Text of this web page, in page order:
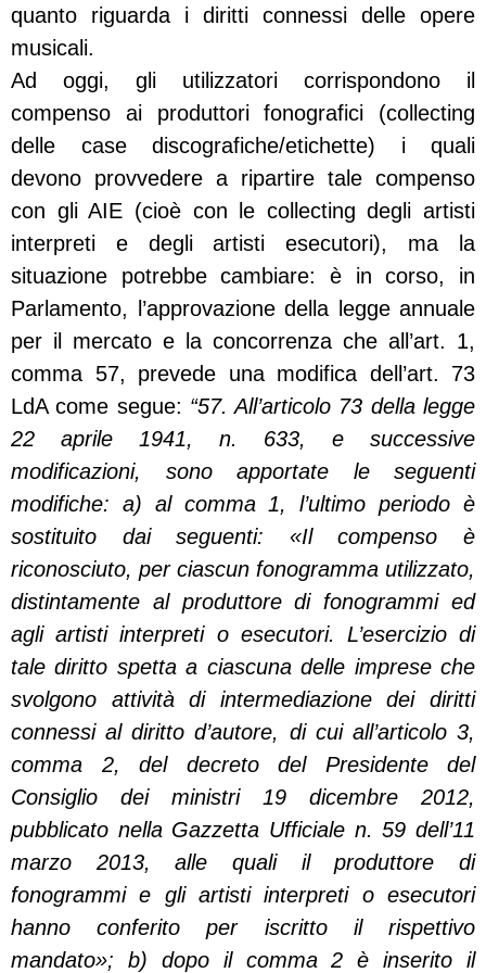
quanto riguarda i diritti connessi delle opere
musicali.
Ad oggi, gli utilizzatori corrispondono il
compenso ai produttori fonografici (collecting
delle case discografiche/etichette) i quali
devono provvedere a ripartire tale compenso
con gli AIE (cioè con le collecting degli artisti
interpreti e degli artisti esecutori), ma la
situazione potrebbe cambiare: è in corso, in
Parlamento, l’approvazione della legge annuale
per il mercato e la concorrenza che all’art. 1,
comma 57, prevede una modifica dell’art. 73
LdA come segue: “57. All’articolo 73 della legge
22 aprile 1941, n. 633, e successive
modificazioni, sono apportate le seguenti
modifiche: a) al comma 1, l’ultimo periodo è
sostituito dai seguenti: «Il compenso è
riconosciuto, per ciascun fonogramma utilizzato,
distintamente al produttore di fonogrammi ed
agli artisti interpreti o esecutori. L’esercizio di
tale diritto spetta a ciascuna delle imprese che
svolgono attività di intermediazione dei diritti
connessi al diritto d’autore, di cui all’articolo 3,
comma 2, del decreto del Presidente del
Consiglio dei ministri 19 dicembre 2012,
pubblicato nella Gazzetta Ufficiale n. 59 dell’11
marzo 2013, alle quali il produttore di
fonogrammi e gli artisti interpreti o esecutori
hanno conferito per iscritto il rispettivo
mandato»; b) dopo il comma 2 è inserito il